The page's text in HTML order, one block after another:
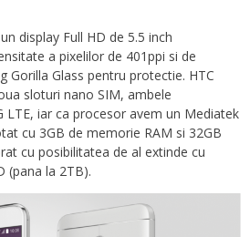
display Full HD de 5.5 inch
a pixelilor de 401ppi si de
Gorilla Glass pentru protectie. HTC
sloturi nano SIM, ambele
LTE, iar ca procesor avem un Mediatek
cu 3GB de memorie RAM si 32GB
cu posibilitatea de al extinde cu
(pana la 2TB).